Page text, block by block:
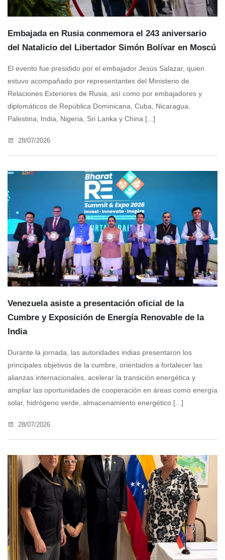
Embajada en Rusia conmemora el 243 aniversario
del Natalicio del Libertador Simón Bolívar en Moscú
El evento fue presidido por el embajador Jesús Salazar, quien
estuvo acompañado por representantes del Ministerio de
Relaciones Exteriores de Rusia, así como por embajadores y
diplomáticos de República Dominicana, Cuba, Nicaragua,
Palestina, India, Nigeria, Sri Lanka y China [...]
28/07/2026
Venezuela asiste a presentación oficial de la
Cumbre y Exposición de Energía Renovable de la
India
Durante la jornada, las autoridades indias presentaron los
principales objetivos de la cumbre, orientados a fortalecer las
alianzas internacionales, acelerar la transición energética y
ampliar las oportunidades de cooperación en áreas como energía
solar, hidrógeno verde, almacenamiento energético [...]
28/07/2026